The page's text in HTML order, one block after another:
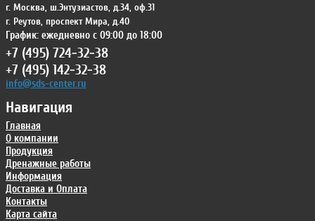
Навигация
Главная
О компании
Продукция
Дренажные работы
Информация
Доставка и Оплата
Контакты
Карта сайта
г. Москва, ш.Энтузиастов, д.34, оф.31
г. Реутов, проспект Мира, д.40
График: ежедневно с 09:00 до 18:00
+7 (495) 724-32-38
+7 (495) 142-32-38
info@sds-center.ru